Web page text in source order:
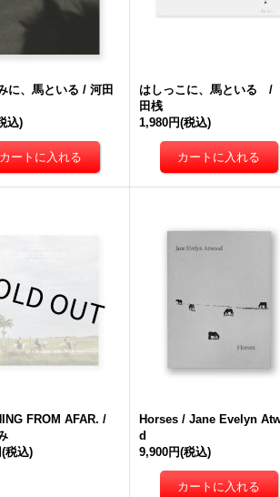
に、馬といる / 河田
込)
はしっこに、馬といる
田桟
1,980円(税込)
FROM AFAR. /
(税込)
Horses / Jane Evelyn
d
9,900円(税込)